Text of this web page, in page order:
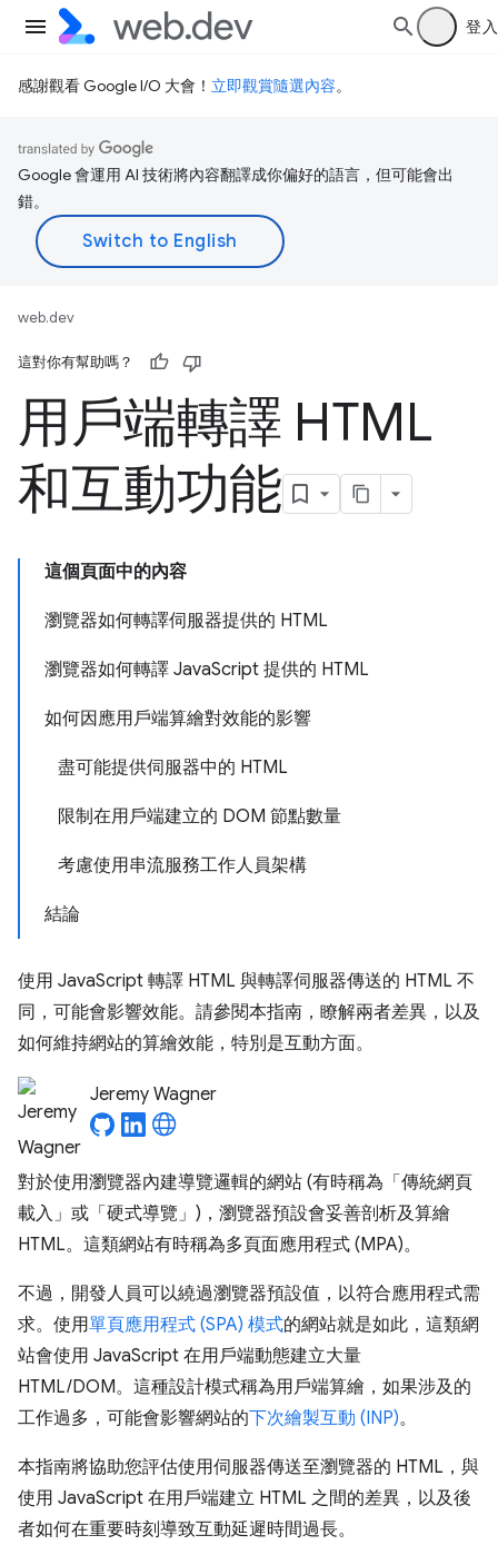
登入
感謝觀看 Google I/O 大會！ 立即觀賞隨選內容。
Google 會運用 AI 技術將內容翻譯成你偏好的語言，但可能會出
錯。
web.dev
這對你有幫助嗎？
用戶端轉譯 HTML
和互動功能
這個頁面中的內容
瀏覽器如何轉譯伺服器提供的 HTML
瀏覽器如何轉譯 JavaScript 提供的 HTML
如何因應用戶端算繪對效能的影響
盡可能提供伺服器中的 HTML
限制在用戶端建立的 DOM 節點數量
考慮使用串流服務工作人員架構
結論
使用 JavaScript 轉譯 HTML 與轉譯伺服器傳送的 HTML 不
同，可能會影響效能。請參閱本指南，瞭解兩者差異，以及
如何維持網站的算繪效能，特別是互動方面。
Jeremy Wagner
對於使用瀏覽器內建導覽邏輯的網站 (有時稱為「傳統網頁
載入」或「硬式導覽」)，瀏覽器預設會妥善剖析及算繪
HTML。這類網站有時稱為多頁面應用程式 (MPA)。
不過，開發人員可以繞過瀏覽器預設值，以符合應用程式需
求。使用單頁應用程式 (SPA) 模式的網站就是如此，這類網
站會使用 JavaScript 在用戶端動態建立大量
HTML/DOM。這種設計模式稱為用戶端算繪，如果涉及的
工作過多，可能會影響網站的下次繪製互動 (INP)。
本指南將協助您評估使用伺服器傳送至瀏覽器的 HTML，與
使用 JavaScript 在用戶端建立 HTML 之間的差異，以及後
者如何在重要時刻導致互動延遲時間過長。